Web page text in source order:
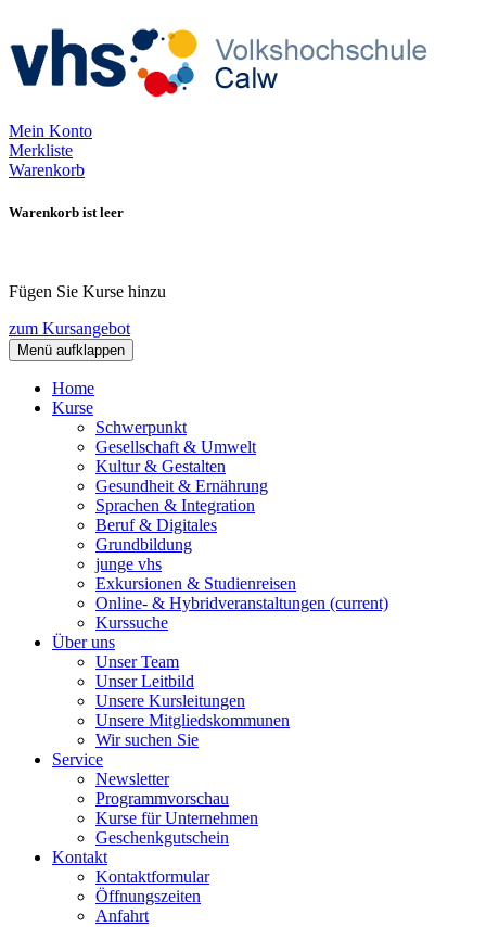
Mein Konto
Merkliste
Warenkorb
Warenkorb ist leer
Fügen Sie Kurse hinzu
zum Kursangebot
Menü aufklappen
Home
Kurse
Schwerpunkt
Gesellschaft & Umwelt
Kultur & Gestalten
Gesundheit & Ernährung
Sprachen & Integration
Beruf & Digitales
Grundbildung
junge vhs
Exkursionen & Studienreisen
Online- & Hybridveranstaltungen (current)
Kurssuche
Über uns
Unser Team
Unser Leitbild
Unsere Kursleitungen
Unsere Mitgliedskommunen
Wir suchen Sie
Service
Newsletter
Programmvorschau
Kurse für Unternehmen
Geschenkgutschein
Kontakt
Kontaktformular
Öffnungszeiten
Anfahrt